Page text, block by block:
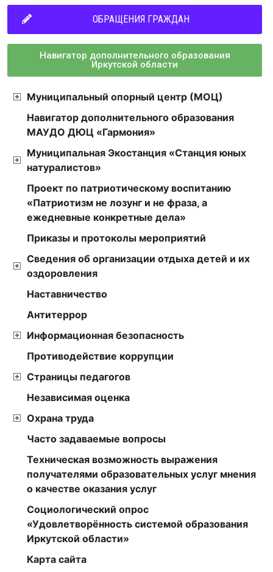
ОБРАЩЕНИЯ ГРАЖДАН
Навигатор дополнительного образования
Иркутской области
Муниципальный опорный центр (МОЦ)
Навигатор дополнительного образования
МАУДО ДЮЦ «Гармония»
Муниципальная Экостанция «Станция юных
натуралистов»
Проект по патриотическому воспитанию
«Патриотизм не лозунг и не фраза, а
ежедневные конкретные дела»
Приказы и протоколы мероприятий
Сведения об организации отдыха детей и их
оздоровления
Наставничество
Антитеррор
Информационная безопасность
Противодействие коррупции
Страницы педагогов
Независимая оценка
Охрана труда
Часто задаваемые вопросы
Техническая возможность выражения
получателями образовательных услуг мнения
о качестве оказания услуг
Социологический опрос
«Удовлетворённость системой образования
Иркутской области»
Карта сайта